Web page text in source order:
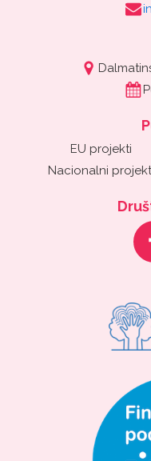
EU projekti
Nacionalni